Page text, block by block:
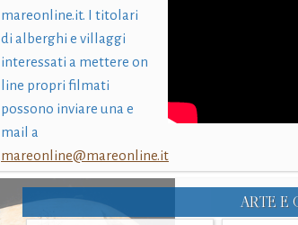
mareonline.it. I titolari
di alberghi e villaggi
interessati a mettere on
line propri filmati
possono inviare una e
mail a
mareonline@mareonline.it
ARTE E